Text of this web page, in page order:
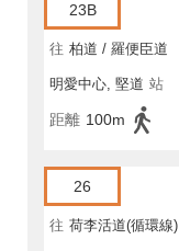
23B
往 柏道 / 羅便臣道
明愛中心, 堅道 站
距離 100m
26
往 荷李活道(循環線)